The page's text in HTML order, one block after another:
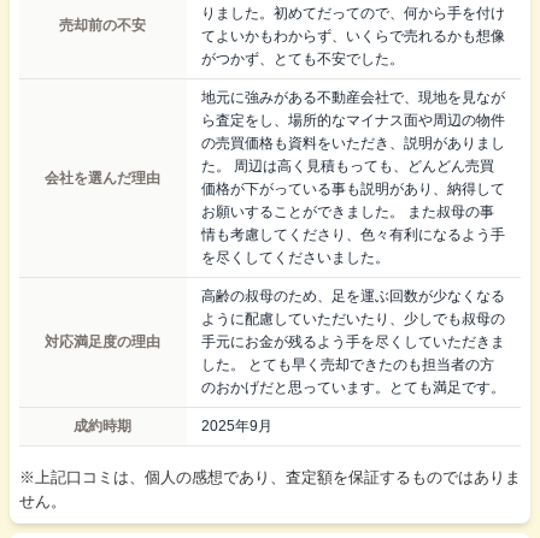
売却前の不安
りました。初めてだってので、何から手を付け
てよいかもわからず、いくらで売れるかも想像
がつかず、とても不安でした。
会社を選んだ理由
地元に強みがある不動産会社で、現地を見なが
ら査定をし、場所的なマイナス面や周辺の物件
の売買価格も資料をいただき、説明がありまし
た。 周辺は高く見積もっても、どんどん売買
価格が下がっている事も説明があり、納得して
お願いすることができました。 また叔母の事
情も考慮してくださり、色々有利になるよう手
を尽くしてくださいました。
対応満足度の理由
高齢の叔母のため、足を運ぶ回数が少なくなる
ように配慮していただいたり、少しでも叔母の
手元にお金が残るよう手を尽くしていただきま
した。 とても早く売却できたのも担当者の方
のおかげだと思っています。とても満足です。
成約時期 2025年9月
※上記口コミは、個人の感想であり、査定額を保証するものではありま
せん。